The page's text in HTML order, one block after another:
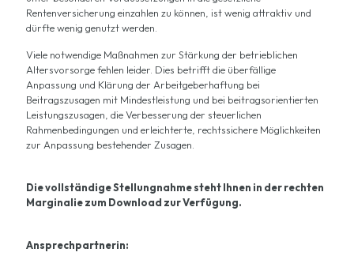
Rentenversicherung einzahlen zu können, ist wenig attraktiv und
dürfte wenig genutzt werden.
Viele notwendige Maßnahmen zur Stärkung der betrieblichen
Altersvorsorge fehlen leider. Dies betrifft die überfällige
Anpassung und Klärung der Arbeitgeberhaftung bei
Beitragszusagen mit Mindestleistung und bei beitragsorientierten
Leistungszusagen, die Verbesserung der steuerlichen
Rahmenbedingungen und erleichterte, rechtssichere Möglichkeiten
zur Anpassung bestehender Zusagen.
Die vollständige Stellungnahme steht Ihnen in der rechten
Marginalie zum Download zur Verfügung.
Ansprechpartnerin: